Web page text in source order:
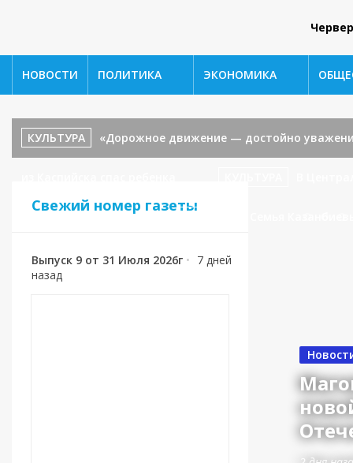
НОВОСТИ ПОЛИТИКА ЭКОНОМИКА
КУЛЬТУРА «Дорожное движение — достойно
«В гостях у сказки».
Свежий номер газеты
Выпуск 9 от 31 Июля 2026г • 7 дней
назад